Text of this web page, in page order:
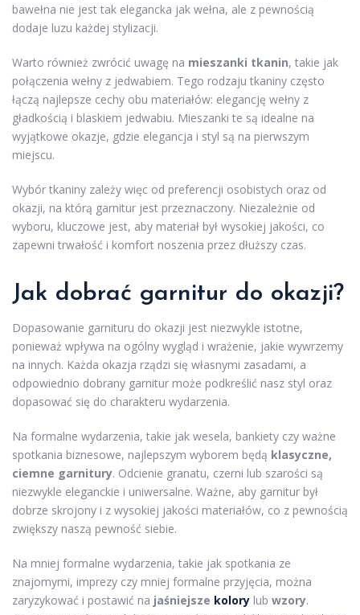
bawełna nie jest tak elegancka jak wełna, ale z pewnością
dodaje luzu każdej stylizacji.
Warto również zwrócić uwagę na mieszanki tkanin, takie jak
połączenia wełny z jedwabiem. Tego rodzaju tkaniny często
łączą najlepsze cechy obu materiałów: elegancję wełny z
gładkością i blaskiem jedwabiu. Mieszanki te są idealne na
wyjątkowe okazje, gdzie elegancja i styl są na pierwszym
miejscu.
Wybór tkaniny zależy więc od preferencji osobistych oraz od
okazji, na którą garnitur jest przeznaczony. Niezależnie od
wyboru, kluczowe jest, aby materiał był wysokiej jakości, co
zapewni trwałość i komfort noszenia przez dłuższy czas.
Jak dobrać garnitur do okazji?
Dopasowanie garnituru do okazji jest niezwykle istotne,
ponieważ wpływa na ogólny wygląd i wrażenie, jakie wywrzemy
na innych. Każda okazja rządzi się własnymi zasadami, a
odpowiednio dobrany garnitur może podkreślić nasz styl oraz
dopasować się do charakteru wydarzenia.
Na formalne wydarzenia, takie jak wesela, bankiety czy ważne
spotkania biznesowe, najlepszym wyborem będą klasyczne,
ciemne garnitury. Odcienie granatu, czerni lub szarości są
niezwykle eleganckie i uniwersalne. Ważne, aby garnitur był
dobrze skrojony i z wysokiej jakości materiałów, co z pewnością
zwiększy naszą pewność siebie.
Na mniej formalne wydarzenia, takie jak spotkania ze
znajomymi, imprezy czy mniej formalne przyjęcia, można
zaryzykować i postawić na jaśniejsze kolory lub wzory.